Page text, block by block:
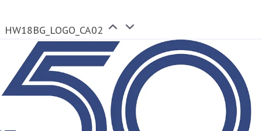
HW18BG_LOGO_CA02